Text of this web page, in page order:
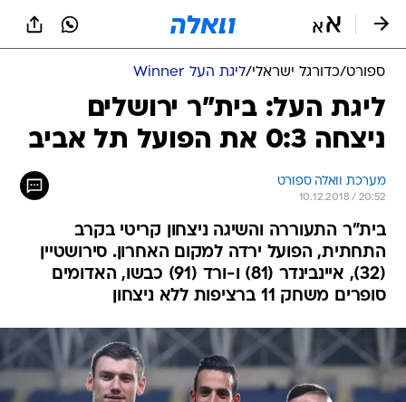
ספורט/כדורגל ישראלי/ליגת העל Winner
ליגת העל: בית"ר ירושלים
ניצחה 0:3 את הפועל תל אביב
מערכת וואלה ספורט
10.12.2018 / 20:52
בית"ר התעוררה והשיגה ניצחון קריטי בקרב
התחתית, הפועל ירדה למקום האחרון. סירושטיין
(32), איינבינדר (81) ו-ורד (91) כבשו, האדומים
סופרים משחק 11 ברציפות ללא ניצחון